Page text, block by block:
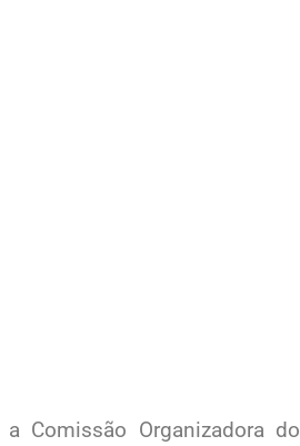
Comissão Organizadora do